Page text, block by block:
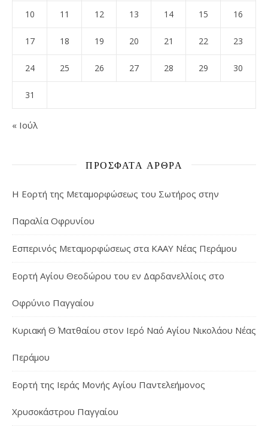
10 11 12 13 14 15 16
17 18 19 20 21 22 23
24 25 26 27 28 29 30
31
« Ιούλ
ΠΡΌΣΦΑΤΑ ΆΡΘΡΑ
Η Εορτή της Μεταμορφώσεως του Σωτήρος στην
Παραλία Οφρυνίου
Εσπερινός Μεταμορφώσεως στα ΚΑΑΥ Νέας Περάμου
Εορτή Αγίου Θεοδώρου του εν Δαρδανελλίοις στο
Οφρύνιο Παγγαίου
Κυριακή Θ΄ Ματθαίου στον Ιερό Ναό Αγίου Νικολάου Νέας
Περάμου
Εορτή της Ιεράς Μονής Αγίου Παντελεήμονος
Χρυσοκάστρου Παγγαίου